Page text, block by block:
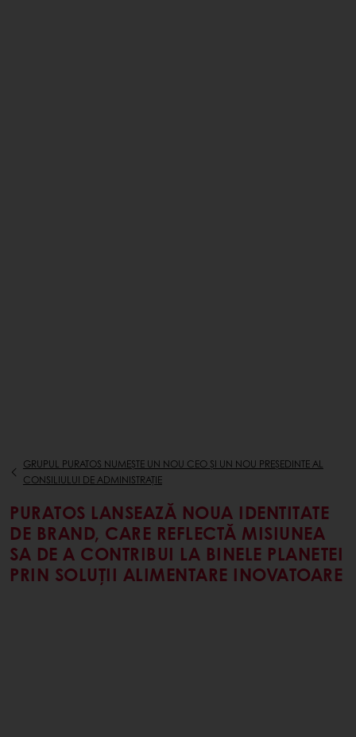
GRUPUL PURATOS NUMEȘTE UN NOU CEO ȘI UN NOU PREȘEDINTE AL
CONSILIULUI DE ADMINISTRAȚIE
PURATOS LANSEAZĂ NOUA IDENTITATE
DE BRAND, CARE REFLECTĂ MISIUNEA
SA DE A CONTRIBUI LA BINELE PLANETEI
PRIN SOLUȚII ALIMENTARE INOVATOARE